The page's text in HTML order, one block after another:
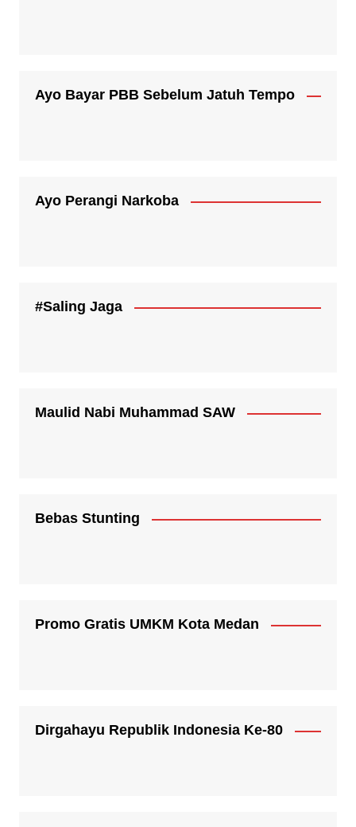
Ayo Bayar PBB Sebelum Jatuh Tempo
Ayo Perangi Narkoba
#Saling Jaga
Maulid Nabi Muhammad SAW
Bebas Stunting
Promo Gratis UMKM Kota Medan
Dirgahayu Republik Indonesia Ke-80